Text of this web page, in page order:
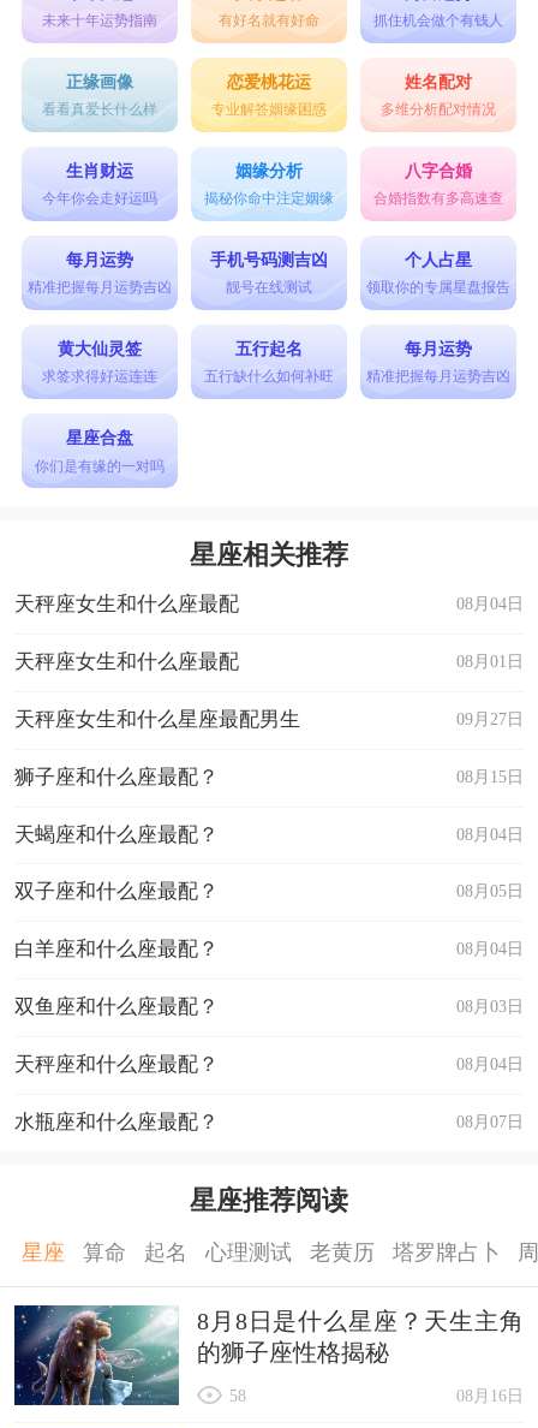
未来十年运势指南 有好名就有好命 抓住机会做个有钱人
正缘画像
看看真爱长什么样
恋爱桃花运
专业解答姻缘困惑
姓名配对
多维分析配对情况
生肖财运
今年你会走好运吗
姻缘分析
揭秘你命中注定姻缘
八字合婚
合婚指数有多高速查
每月运势
精准把握每月运势吉凶
手机号码测吉凶
靓号在线测试
个人占星
领取你的专属星盘报告
黄大仙灵签
求签求得好运连连
五行起名
五行缺什么如何补旺
每月运势
精准把握每月运势吉凶
星座合盘
你们是有缘的一对吗
星座相关推荐
08月04日
天秤座女生和什么座最配
08月01日
天秤座女生和什么座最配
09月27日
天秤座女生和什么星座最配男生
08月15日
狮子座和什么座最配？
08月04日
天蝎座和什么座最配？
08月05日
双子座和什么座最配？
08月04日
白羊座和什么座最配？
08月03日
双鱼座和什么座最配？
08月04日
天秤座和什么座最配？
08月07日
水瓶座和什么座最配？
星座推荐阅读
星座 算命 起名 心理测试 老黄历 塔罗牌占卜
8月8日是什么星座？天生主角
的狮子座性格揭秘
08月16日
58